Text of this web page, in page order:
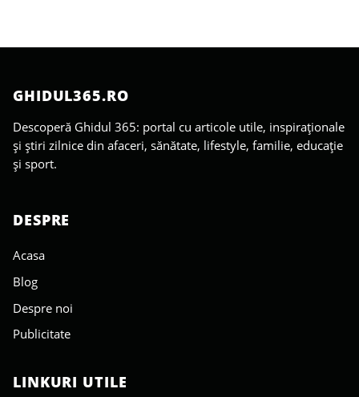
GHIDUL365.RO
Descoperă Ghidul 365: portal cu articole utile, inspiraționale
și știri zilnice din afaceri, sănătate, lifestyle, familie, educație
și sport.
DESPRE
Acasa
Blog
Despre noi
Publicitate
LINKURI UTILE